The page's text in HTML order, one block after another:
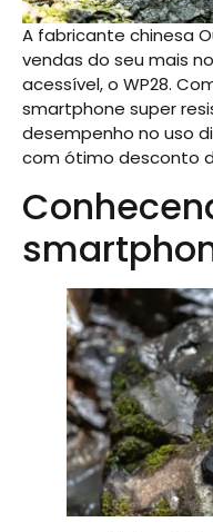
A fabricante chinesa
vendas do seu mais
acessível, o WP28.
smartphone super
desempenho no uso
com ótimo desconto